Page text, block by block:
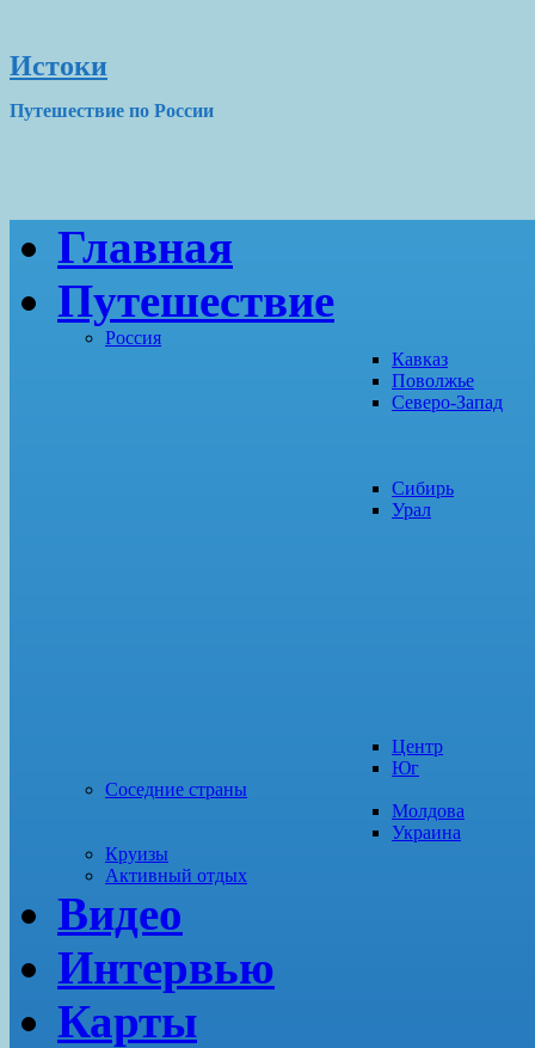
Истоки
Путешествие по России
Главная
Путешествие
Россия
Кавказ
Поволжье
Северо-Запад
Сибирь
Урал
Центр
Юг
Соседние страны
Молдова
Украина
Круизы
Активный отдых
Видео
Интервью
Карты